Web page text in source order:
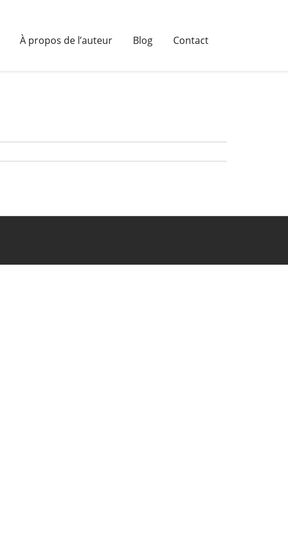
À propos de l’auteur Blog Contact